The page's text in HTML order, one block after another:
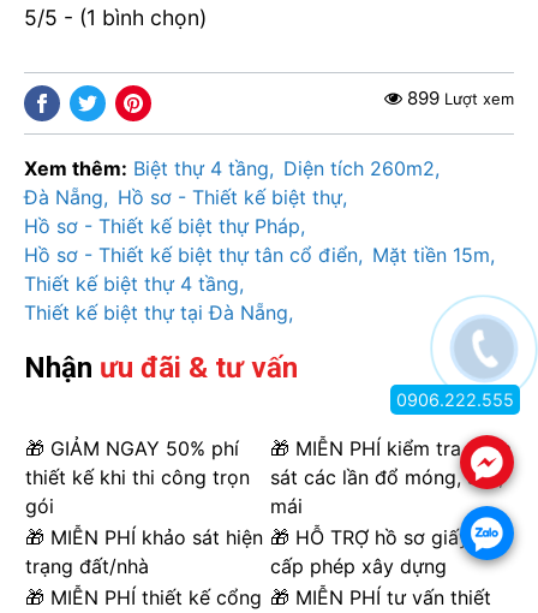
5/5 - (1 bình chọn)
899 Lượt xem
Xem thêm: Biệt thự 4 tầng
Diện tích 260m2
Đà Nẵng
Hồ sơ - Thiết kế biệt thự
Hồ sơ - Thiết kế biệt thự Pháp
Hồ sơ - Thiết kế biệt thự tân cổ điển
Mặt tiền 15m
Thiết kế biệt thự 4 tầng
Thiết kế biệt thự tại Đà Nẵng
Nhận ưu đãi & tư vấn
🎁 GIẢM NGAY 50% phí
thiết kế khi thi công trọn
gói
🎁 MIỄN PHÍ kiểm tra giám
sát các lần đổ móng, sàn,
mái
🎁 MIỄN PHÍ khảo sát hiện
trạng đất/nhà
🎁 HỖ TRỢ hồ sơ giấy xin
cấp phép xây dựng
🎁 MIỄN PHÍ thiết kế cổng 🎁 MIỄN PHÍ tư vấn thiết
.
.
0906.222.555